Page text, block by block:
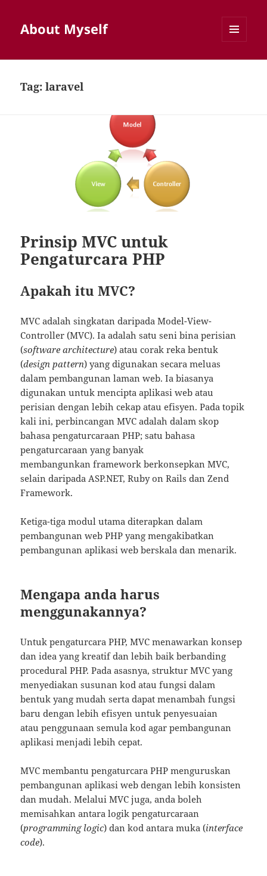
About Myself
Tag:laravel
Prinsip MVC untuk
Pengaturcara PHP
Apakah itu MVC?
MVC adalah singkatan daripada Model-View-
Controller (MVC). Ia adalah satu seni bina perisian
(software architecture) atau corak reka bentuk
(design pattern) yang digunakan secara meluas
dalam pembangunan laman web. Ia biasanya
digunakan untuk mencipta aplikasi web atau
perisian dengan lebih cekap atau efisyen. Pada topik
kali ini, perbincangan MVC adalah dalam skop
bahasa pengaturcaraan PHP; satu bahasa
pengaturcaraan yang banyak
membangunkan framework berkonsepkan MVC,
selain daripada ASP.NET, Ruby on Rails dan Zend
Framework.
Ketiga-tiga modul utama diterapkan dalam
pembangunan web PHP yang mengakibatkan
pembangunan aplikasi web berskala dan menarik.
Mengapa anda harus
menggunakannya?
Untuk pengaturcara PHP, MVC menawarkan konsep
dan idea yang kreatif dan lebih baik berbanding
procedural PHP. Pada asasnya, struktur MVC yang
menyediakan susunan kod atau fungsi dalam
bentuk yang mudah serta dapat menambah fungsi
baru dengan lebih efisyen untuk penyesuaian
atau penggunaan semula kod agar pembangunan
aplikasi menjadi lebih cepat.
MVC membantu pengaturcara PHP menguruskan
pembangunan aplikasi web dengan lebih konsisten
dan mudah. Melalui MVC juga, anda boleh
memisahkan antara logik pengaturcaraan
(programming logic) dan kod antara muka (interface
code).